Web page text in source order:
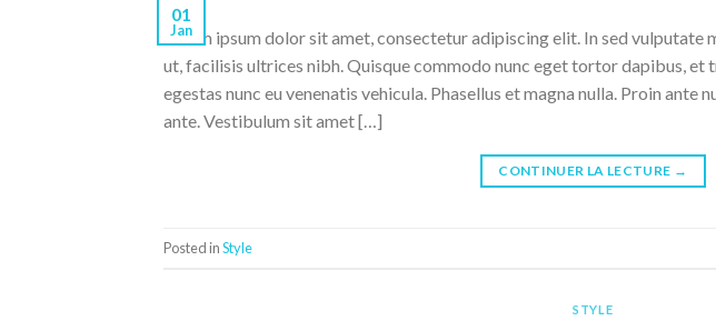
01
Jan
Lorem ipsum dolor sit amet, consectetur adipiscing elit. In sed vulputate
ut, facilisis ultrices nibh. Quisque commodo nunc eget tortor dapibus, et
egestas nunc eu venenatis vehicula. Phasellus et magna nulla. Proin ante
ante. Vestibulum sit amet […]
CONTINUER LA LECTURE →
Posted inStyle
STYLE